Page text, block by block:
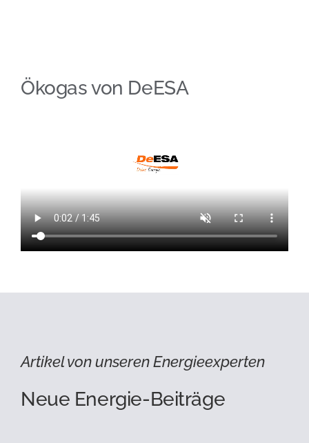
Ökogas von DeESA
Artikel von unseren Energieexperten
Neue Energie-Beiträge